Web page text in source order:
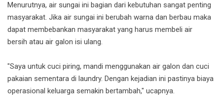
Menurutnya, air sungai ini bagian dari kebutuhan sangat penting
masyarakat. Jika air sungai ini berubah warna dan berbau maka
dapat membebankan masyarakat yang harus membeli air
bersih atau air galon isi ulang.
"Saya untuk cuci piring, mandi menggunakan air galon dan cuci
pakaian sementara di laundry. Dengan kejadian ini pastinya biaya
operasional keluarga semakin bertambah," ucapnya.